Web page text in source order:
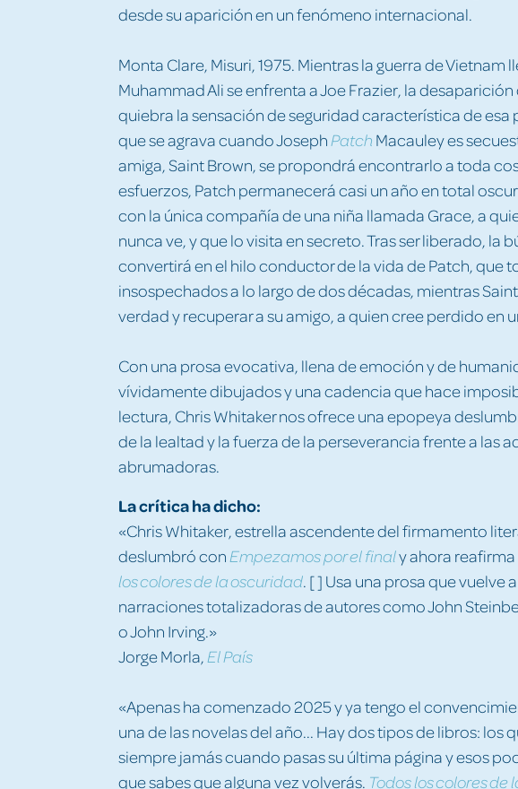
desde su aparición en un fenómeno internacional.
Monta Clare, Misuri, 1975. Mientras la guerra de Vietnam
Muhammad Ali se enfrenta a Joe Frazier, la desaparición
quiebra la sensación de seguridad característica de
que se agrava cuando JosephPatch Macauley es
amiga, Saint Brown, se propondrá encontrarlo a toda
esfuerzos, Patch permanecerá casi un año en total
con la única compañía de una niña llamada Grace, a
nunca ve, y que lo visita en secreto. Tras ser liberado, la
convertirá en el hilo conductor de la vida de Patch, que
insospechados a lo largo de dos décadas, mientras
verdad y recuperar a su amigo, a quien cree perdido en
Con una prosa evocativa, llena de emoción y de
vívidamente dibujados y una cadencia que hace
lectura, Chris Whitaker nos ofrece una epopeya
de la lealtad y la fuerza de la perseverancia frente a las
abrumadoras.
La crítica ha dicho:
«Chris Whitaker, estrella ascendente del firmamento
deslumbró con Empezamos por el finaly ahora
los colores de la oscuridad. [ ] Usa una prosa que vuelve
narraciones totalizadoras de autores como John
o John Irving.»
Jorge Morla, El País
«Apenas ha comenzado 2025 y ya tengo el
una de las novelas del año... Hay dos tipos de libros: los
siempre jamás cuando pasas su última página y esos
que sabes que alguna vez volverás. Todos los colores de